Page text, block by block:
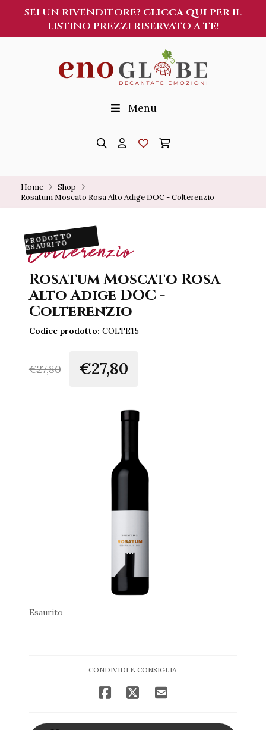
SEI UN RIVENDITORE? CLICCA QUI PER IL
LISTINO PREZZI RISERVATO A TE!
Menu
Home
Shop
Rosatum Moscato Rosa Alto Adige DOC - Colterenzio
Colterenzio
Rosatum Moscato Rosa
Alto Adige DOC -
Colterenzio
Codice prodotto: COLTE15
€27,80 €27,80
PRODOTTO
ESAURITO
Esaurito
CONDIVIDI E CONSIGLIA